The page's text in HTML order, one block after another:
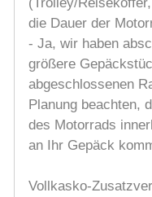
die Dauer der
- Ja, wir haben
größere
abgeschlossenen
Planung beachten,
des Motorrads
an Ihr Gepäck
Vollkasko-